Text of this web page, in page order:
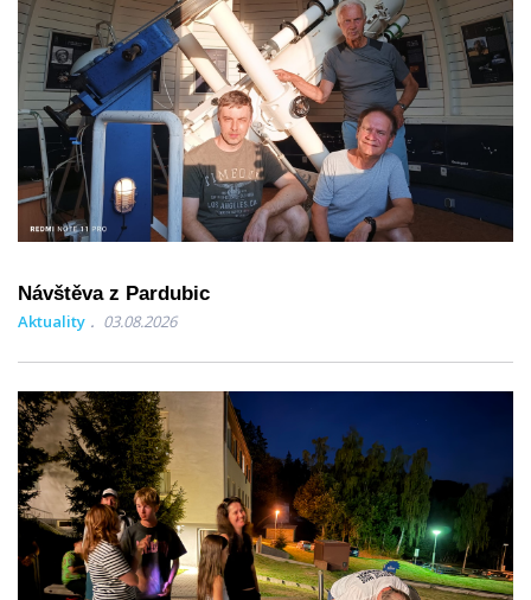
Návštěva z Pardubic
Aktuality 03.08.2026